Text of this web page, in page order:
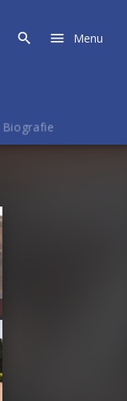
Menu
Biografie